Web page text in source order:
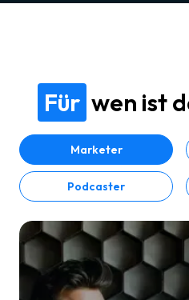
Für wen ist
Marketer
Podcaster